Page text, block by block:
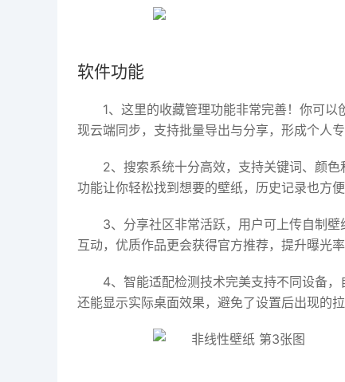
软件功能
1、这里的收藏管理功能非常完善！你可
现云端同步，支持批量导出与分享，形成个人专
2、搜索系统十分高效，支持关键词、颜
功能让你轻松找到想要的壁纸，历史记录也方便
3、分享社区非常活跃，用户可上传自制
互动，优质作品更会获得官方推荐，提升曝光率
4、智能适配检测技术完美支持不同设备
还能显示实际桌面效果，避免了设置后出现的拉